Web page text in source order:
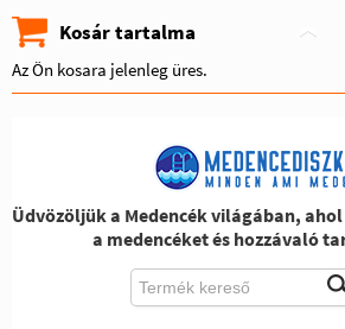
Kosár tartalma
Az Ön kosara jelenleg üres.
Üdvözöljük a Medencék világában,
a medencéket és hozzávaló